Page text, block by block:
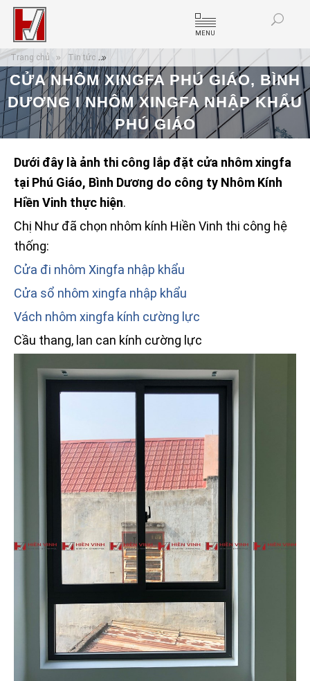
MENU
CỬA NHÔM XINGFA PHÚ GIÁO, BÌNH
DƯƠNG I NHÔM XINGFA NHẬP KHẨU
PHÚ GIÁO
Trang chủ Tin tức Cửa nhôm xingfa Phú Giáo, Bình Dương I nhôm
Dưới đây là ảnh thi công lắp đặt cửa nhôm xingfa
tại Phú Giáo, Bình Dương do công ty Nhôm Kính
Hiền Vinh thực hiện.
Chị Như đã chọn nhôm kính Hiền Vinh thi công hệ
thống:
Cửa đi nhôm Xingfa nhập khẩu
Cửa sổ nhôm xingfa nhập khẩu
Vách nhôm xingfa kính cường lực
Cầu thang, lan can kính cường lực